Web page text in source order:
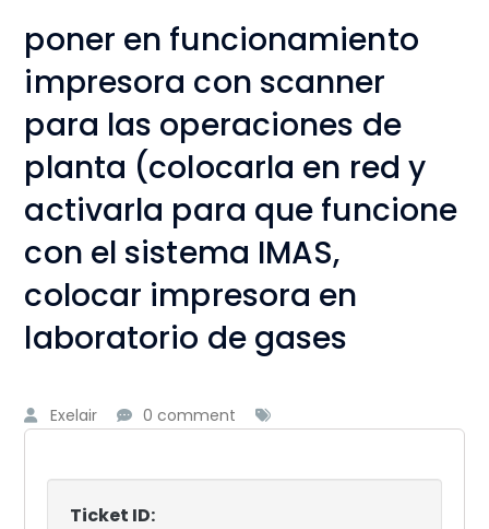
poner en funcionamiento
impresora con scanner
para las operaciones de
planta (colocarla en red y
activarla para que funcione
con el sistema IMAS,
colocar impresora en
laboratorio de gases
Exelair 0 comment
Ticket ID: